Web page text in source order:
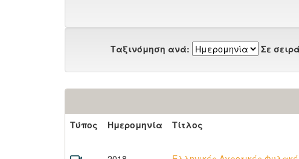
Ταξινόμηση ανά: Σε
Τύπος
Ημερομηνία Τίτλος